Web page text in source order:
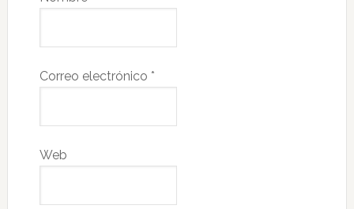
Correo electrónico *
Web